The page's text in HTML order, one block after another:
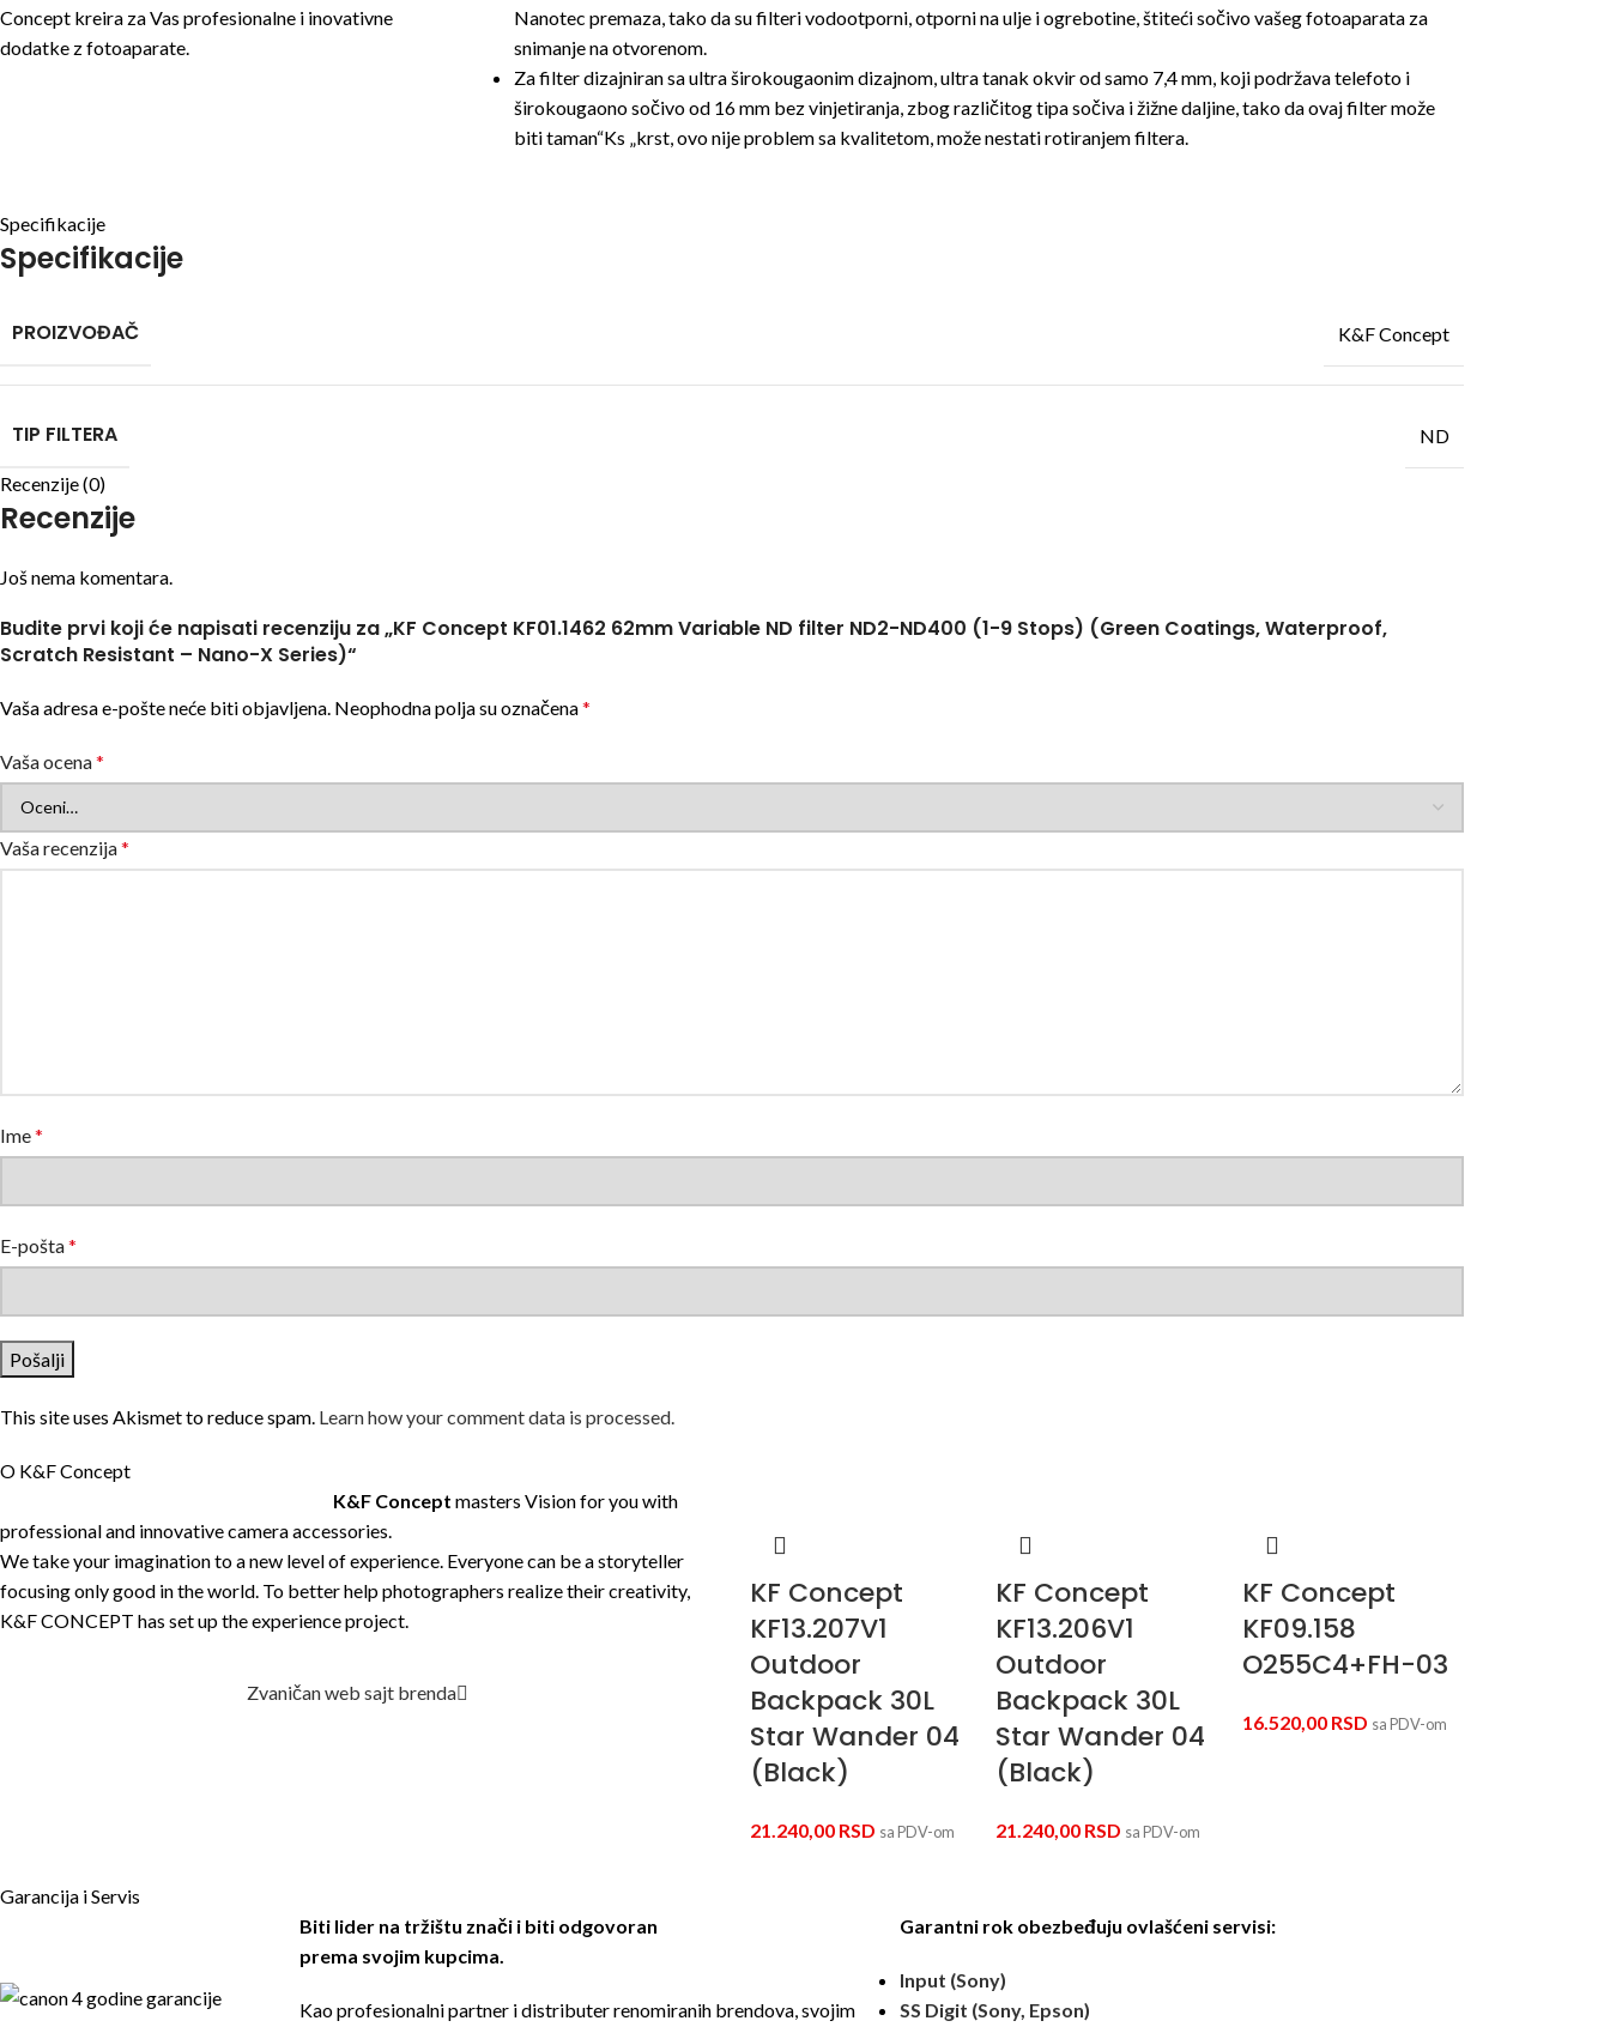
Concept kreira za Vas profesionalne i inovativne
dodatke z fotoaparate.
Nanotec premaza, tako da su filteri vodootporni, otporni na ulje i ogrebotine, štiteći sočivo vašeg fotoaparata za
snimanje na otvorenom.
Za filter dizajniran sa ultra širokougaonim dizajnom, ultra tanak okvir od samo 7,4 mm, koji podržava telefoto i
širokougaono sočivo od 16 mm bez vinjetiranja, zbog različitog tipa sočiva i žižne daljine, tako da ovaj filter može
biti taman“Ks „krst, ovo nije problem sa kvalitetom, može nestati rotiranjem filtera.
Specifikacije
Specifikacije
PROIZVOĐAČ K&F Concept
TIP FILTERA ND
Recenzije (0)
Recenzije
Još nema komentara.
Budite prvi koji će napisati recenziju za „KF Concept KF01.1462 62mm Variable ND filter ND2-ND400 (1-9 Stops) (Green Coatings, Waterproof,
Scratch Resistant – Nano-X Series)“
Vaša adresa e-pošte neće biti objavljena. Neophodna polja su označena*
Vaša ocena*
Vaša recenzija*
Ime*
E-pošta*
This site uses Akismet to reduce spam. Learn how your comment data is processed.
O K&F Concept
K&F Concept masters Vision for you with
professional and innovative camera accessories.
We take your imagination to a new level of experience. Everyone can be a storyteller
focusing only good in the world. To better help photographers realize their creativity,
K&F CONCEPT has set up the experience project.
Zvaničan web sajt brenda
KF Concept
KF13.207V1
Outdoor
Backpack 30L
Star Wander 04
(Black)
21.240,00 RSD sa PDV-om
KF Concept
KF13.206V1
Outdoor
Backpack 30L
Star Wander 04
(Black)
21.240,00 RSD sa PDV-om
KF Concept
KF09.158
O255C4+FH-03
16.520,00 RSD sa PDV-om
Garancija i Servis
Biti lider na tržištu znači i biti odgovoran
prema svojim kupcima.
Kao profesionalni partner i distributer renomiranih brendova, svojim
Garantni rok obezbeđuju ovlašćeni servisi:
Input (Sony)
SS Digit (Sony, Epson)